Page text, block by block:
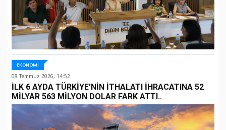
EKONOMİ
08 Temmuz 2026, 14:52
İLK 6 AYDA TÜRKİYE'NİN İTHALATI İHRACATINA 52
MİLYAR 563 MİLYON DOLAR FARK ATTI..